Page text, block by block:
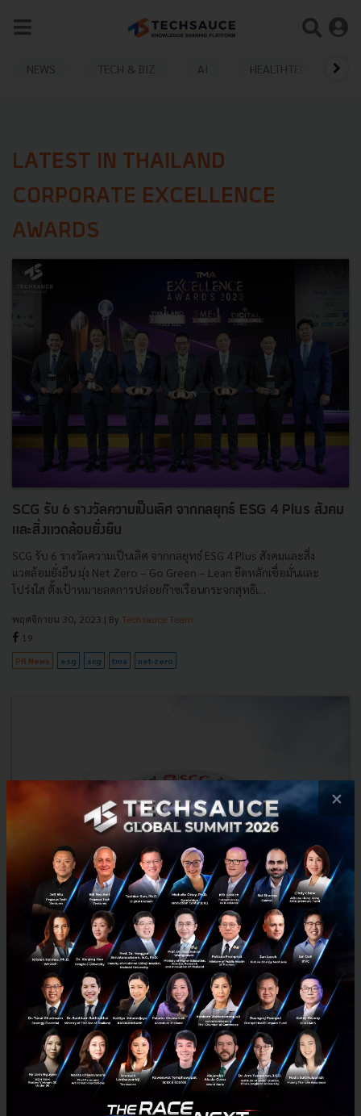
NEWS TECH & BIZ AI HEALTHTECH
LATEST IN THAILAND
CORPORATE EXCELLENCE
AWARDS
SCG รับ 6 รางวัลความเป็นเลิศ จากกลยุทธ์ ESG 4 Plus สังคม
และสิ่งแวดล้อมยั่งยืน
SCG รับ 6 รางวัลความเป็นเลิศ จากกลยุทธ์ ESG 4 Plus สังคมและสิ่ง
แวดล้อมยั่งยืน มุ่ง Net Zero – Go Green – Lean ยึดหลักเชื่อมั่นและ
โปร่งใส ตั้งเป้าหมายลดการปล่อยก๊าซเรือนกระจกสุทธิเ...
พฤศจิกายน 30, 2023 | By Techsauce Team
19
PR News esg scg tma net-zero
ปัจจัยความสำเร็จของ SCG ที่การันตีด้วยรางวัลความเป็นเลิศของ
องค์กร
ในยุคที่สังคมและสิ่งแวดล้อมเปลี่ยนแปลงไปอย่างรวดเร็ว การดำเนินธุรกิจ
โดยคำนึงถึงผลกำไรเพียงอย่างเดียวคงไม่เพียงพอที่จะทำให้องค์กรสามารถ
เติบโตอย่างยั่งยืนได้ หากแต่จะต้องคำนึงถึงการด...
ธันวาคม 24, 2018| ByTechsauce Team
35
×